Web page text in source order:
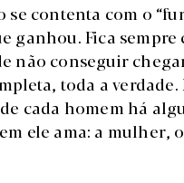
se contenta com o
ganhou. Fica sempre
não conseguir
toda a verdade.
cada homem há
ele ama: a mulher,